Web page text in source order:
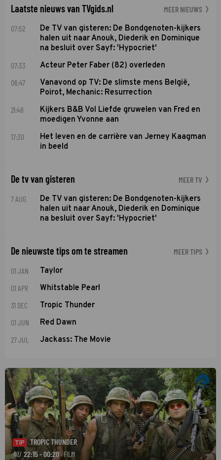
Laatste nieuws van TVgids.nl MEER NIEUWS
07:52
De TV van gisteren: De Bondgenoten-kijkers
halen uit naar Anouk, Diederik en Dominique
na besluit over Sayf: 'Hypocriet'
07:33 Acteur Peter Faber (82) overleden
06:47
Vanavond op TV: De slimste mens België,
Poirot, Mechanic: Resurrection
21:48
Kijkers B&B Vol Liefde gruwelen van Fred en
moedigen Yvonne aan
17:30
Het leven en de carrière van Jerney Kaagman
in beeld
De tv van gisteren MEER TV
7 AUG
De TV van gisteren: De Bondgenoten-kijkers
halen uit naar Anouk, Diederik en Dominique
na besluit over Sayf: 'Hypocriet'
De nieuwste tips om te streamen MEER TIPS
01 JAN Taylor
01 APR Whitstable Pearl
31 DEC Tropic Thunder
01 JUN Red Dawn
27 JUL Jackass: The Movie
TIP
TROPIC THUNDER
NU 22:15 - 00:20· FILM